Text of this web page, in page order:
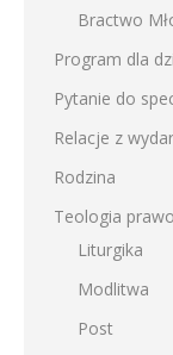
Bractwo
Program dla
Pytanie do
Relacje z
Rodzina
Teologia
Liturgika
Modlitwa
Post